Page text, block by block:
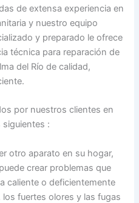
de extensa experiencia en
y nuestro equipo
y preparado le ofrece
técnica para reparación de
del Río de calidad,
por nuestros clientes en
:
otro aparato en su hogar,
crear problemas que
caliente o deficientemente
fuertes olores y las fugas